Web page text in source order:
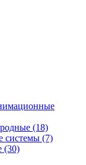
(18)
системы (7)
(30)